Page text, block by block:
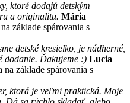
ktoré dodajú detským
a originalitu. Mária
základe spárovania s
detské kresielko, je nádherné,
dodanie. Ďakujeme :) Lucia
na základe spárovania s
ktorá je veľmi praktická. Moje